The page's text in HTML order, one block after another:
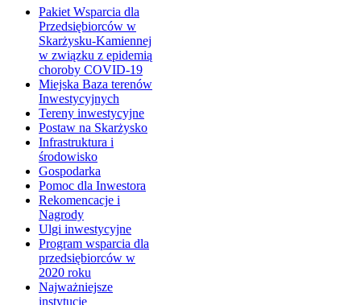
Pakiet Wsparcia dla
Przedsiębiorców w
Skarżysku-Kamiennej
w związku z epidemią
choroby COVID-19
Miejska Baza terenów
Inwestycyjnych
Tereny inwestycyjne
Postaw na Skarżysko
Infrastruktura i
środowisko
Gospodarka
Pomoc dla Inwestora
Rekomencacje i
Nagrody
Ulgi inwestycyjne
Program wsparcia dla
przedsiębiorców w
2020 roku
Najważniejsze
instytucje